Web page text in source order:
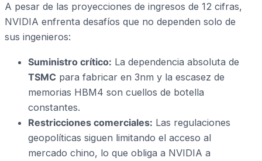
A pesar de las proyecciones de ingresos de 12 cifras,
NVIDIA enfrenta desafíos que no dependen solo de
sus ingenieros:
Suministro crítico: La dependencia absoluta de
TSMC para fabricar en 3nm y la escasez de
memorias HBM4 son cuellos de botella
constantes.
Restricciones comerciales: Las regulaciones
geopolíticas siguen limitando el acceso al
mercado chino, lo que obliga a NVIDIA a